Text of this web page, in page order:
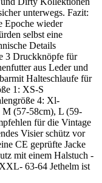
unterwegs. Fazit:
Epoche wieder
selbst eine
Details
3 Druckknöpfe für
aus Leder und
Halteschlaufe für
1: XS-S
4: Xl-
(57-58cm), L (59-
für die Vintage
Visier schütz vor
CE geprüfte Jacke
mit einem Halstuch -
63-64 Jethelm ist